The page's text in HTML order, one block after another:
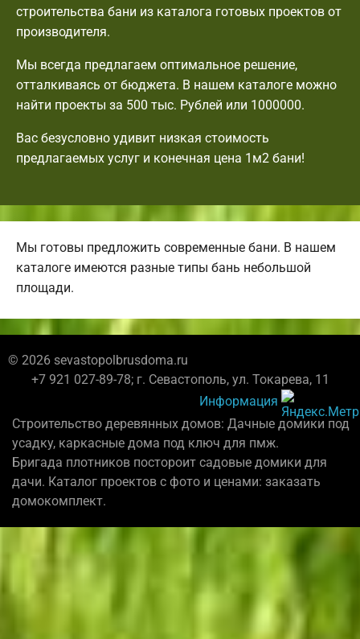
строительства бани из каталога готовых проектов от
производителя.
Мы всегда предлагаем оптимальное решение,
отталкиваясь от бюджета. В нашем каталоге можно
найти проекты за 500 тыс. Рублей или 1000000.
Вас безусловно удивит низкая стоимость
предлагаемых услуг и конечная цена 1м2 бани!
Мы готовы предложить современные бани. В нашем
каталоге имеются разные типы бань небольшой
площади.
© 2026 sevastopolbrusdoma.ru
+7 921 027-89-78; г. Севастополь, ул. Токарева, 11
Информация
Строительство деревянных домов: Дачные домики под
усадку, каркасные дома под ключ для пмж.
Бригада плотников постороит садовые домики для
дачи. Каталог проектов с фото и ценами: заказать
домокомплект.